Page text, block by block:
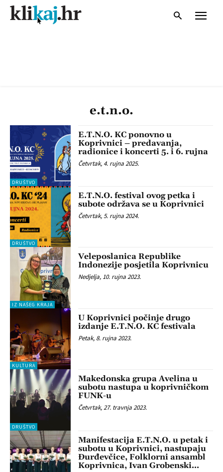
e.t.n.o.
DRUŠTVO
E.T.N.O. KC ponovno u
Koprivnici – predavanja,
radionice i koncerti 5. i 6. rujna
Četvrtak, 4. rujna 2025.
DRUŠTVO
E.T.N.O. festival ovog petka i
subote održava se u Koprivnici
Četvrtak, 5. rujna 2024.
IZ NAŠEG KRAJA
Veleposlanica Republike
Indonezije posjetila Koprivnicu
Nedjelja, 10. rujna 2023.
KULTURA
U Koprivnici počinje drugo
izdanje E.T.N.O. KC festivala
Petak, 8. rujna 2023.
DRUŠTVO
Makedonska grupa Avelina u
subotu nastupa u koprivničkom
FUNK-u
Četvrtak, 27. travnja 2023.
Manifestacija E.T.N.O. u petak i
subotu u Koprivnici, nastupaju
Đurđevčice, Folklorni ansambl
Koprivnica, Ivan Grobenski…